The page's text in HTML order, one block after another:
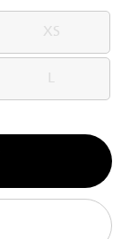
XS
XS
L
L
الكمية
1